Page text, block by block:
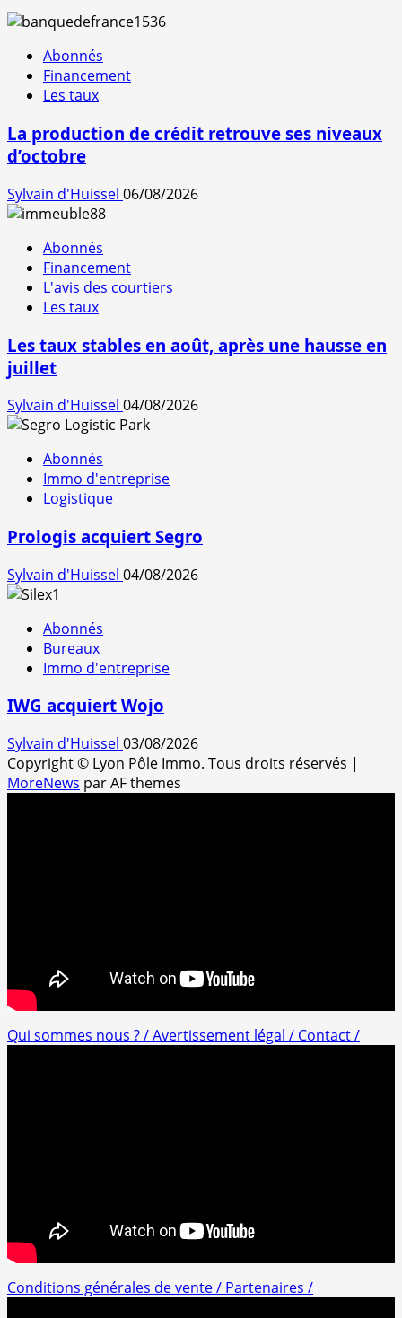
Abonnés
Financement
Les taux
La production de crédit retrouve ses niveaux
d’octobre
Sylvain d'Huissel 06/08/2026
Abonnés
Financement
L'avis des courtiers
Les taux
Les taux stables en août, après une hausse en
juillet
Sylvain d'Huissel 04/08/2026
Abonnés
Immo d'entreprise
Logistique
Prologis acquiert Segro
Sylvain d'Huissel 04/08/2026
Abonnés
Bureaux
Immo d'entreprise
IWG acquiert Wojo
Sylvain d'Huissel 03/08/2026
Copyright © Lyon Pôle Immo. Tous droits réservés |
MoreNews par AF themes
Qui sommes nous ? /Avertissement légal / Contact /
Conditions générales de vente / Partenaires /